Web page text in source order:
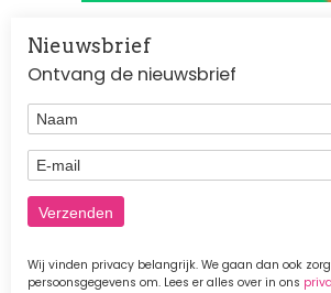
Nieuwsbrief
Ontvang de nieuwsbrief
Naam
E-mail
Wij vinden privacy belangrijk. We gaan dan ook
persoonsgegevens om. Lees er alles over in ons